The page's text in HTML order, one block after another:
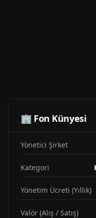
🏢 Fon Künyesi
Yönetici Şirket
Kategori
Yönetim Ücreti (Yıllık)
Valör (Alış / Satış)